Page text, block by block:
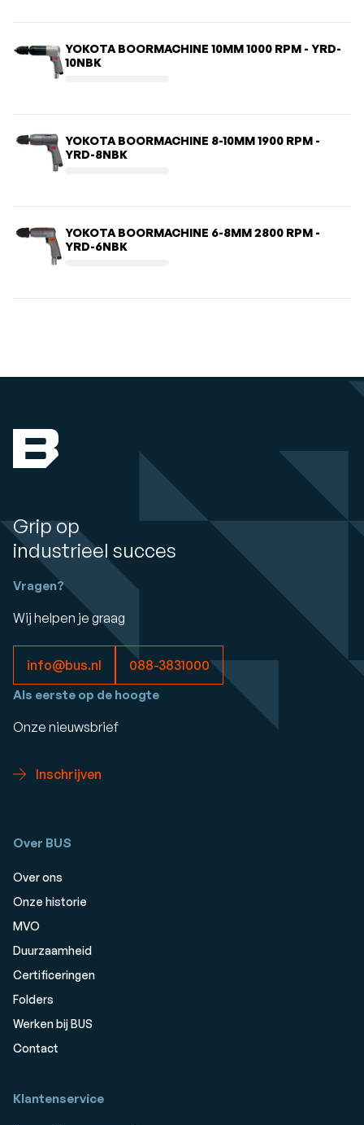
YOKOTA BOORMACHINE 10MM 1000 RPM - YRD-
10NBK
YOKOTA BOORMACHINE 8-10MM 1900 RPM -
YRD-8NBK
YOKOTA BOORMACHINE 6-8MM 2800 RPM -
YRD-6NBK
Grip op
industrieel succes
Vragen?
Wij helpen je graag
info@bus.nl 088-3831000
Als eerste op de hoogte
Onze nieuwsbrief
Inschrijven
Over BUS
Over ons
Onze historie
MVO
Duurzaamheid
Certificeringen
Folders
Werken bij BUS
Contact
Klantenservice